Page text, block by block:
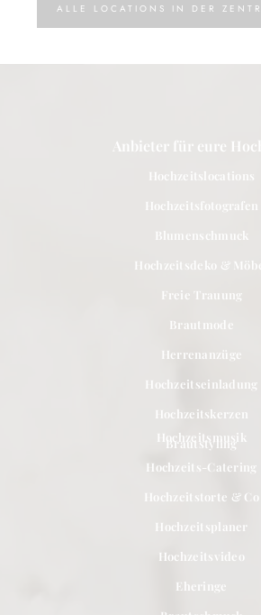
ALLE LOCATIONS IN DER
Anbieter für eure
Hochzeitslocations
Hochzeitsfotografen
Blumenschmuck
Hochzeitsdeko &
Freie Trauung
Brautmode
Herrenanzüge
Hochzeitseinladung
Hochzeitskerzen
Brautstyling
Hochzeitsmusik
Hochzeits-Catering
Hochzeitstorte & Co
Hochzeitsplaner
Hochzeitsvideo
Eheringe